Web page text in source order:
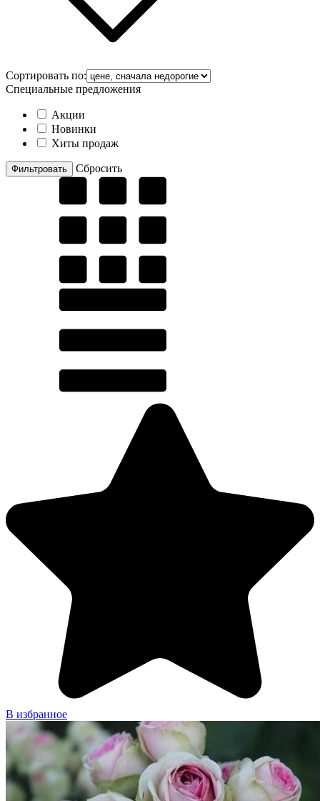
Сортировать по:
Специальные предложения
Акции
Новинки
Хиты продаж
Cбросить
В избранное